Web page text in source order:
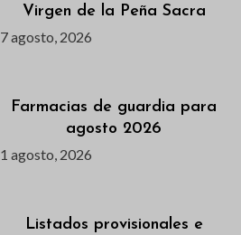
Virgen de la Peña Sacra
7 agosto, 2026
Farmacias de guardia para
agosto 2026
1 agosto, 2026
Listados provisionales e